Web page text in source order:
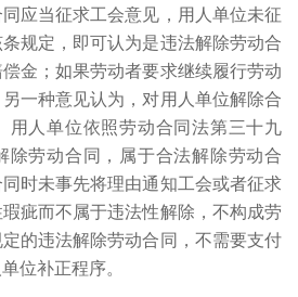
应当征求工会意见，用人单位未征
规定，即可认为是违法解除劳动合
金；如果劳动者要求继续履行劳动
一种意见认为，对用人单位解除合
用人单位依照劳动合同法第三十九
除劳动合同，属于合法解除劳动合
时未事先将理由通知工会或者征求
疵而不属于违法性解除，不构成劳
的违法解除劳动合同，不需要支付
位补正程序。